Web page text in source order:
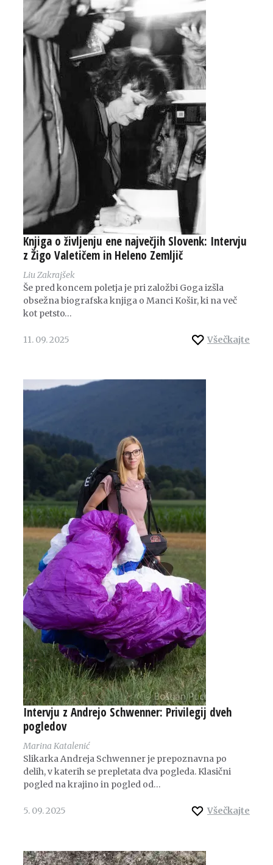
Knjiga o življenju ene največjih Slovenk: Intervju
z Žigo Valetičem in Heleno Zemljič
Liu Zakrajšek
Še pred koncem poletja je pri založbi Goga izšla
obsežna biografska knjiga o Manci Košir, ki na več
kot petsto…
Všečkajte
11. 09. 2025
Intervju z Andrejo Schwenner: Privilegij dveh
pogledov
Marina Katalenić
Slikarka Andreja Schwenner je prepoznavna po
delih, v katerih se prepletata dva pogleda. Klasični
pogled na krajino in pogled od…
Všečkajte
5. 09. 2025